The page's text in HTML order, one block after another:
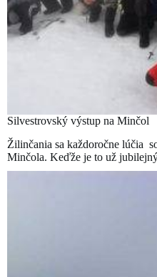
Silvestrovský výstup na Minčol
Žilinčania sa každoročne lúčia
Minčola. Keďže je to už